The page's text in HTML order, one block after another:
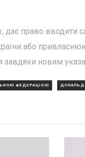
право вводити
або
завдяки новим
ФЕДЕРАЦІЄЮ ДОНАЛЬД